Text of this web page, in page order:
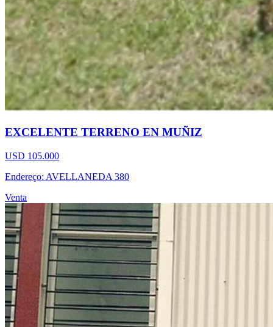
EXCELENTE TERRENO EN MUÑIZ
USD 105.000
Endereço: AVELLANEDA 380
Venta